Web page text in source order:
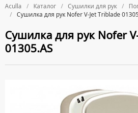
Aculla Каталог Сушилки для рук
Сушилка для рук Nofer V-Jet Triblade
Сушилка для рук Nofer
01305.AS
ДЕРЖАТЕЛИ
ДИСПЕНСЕРЫ
ДОЗАТОРЫ ДЛЯ МЫЛА
ПОЛОТЕНЦЕДЕРЖАТЕЛИ
Биде
НАПОЛЬНЫЕ БИДЕ
ПОДВЕСНЫЕ БИДЕ
КРЫШКИ ДЛЯ БИДЕ
Ванны
АКРИЛОВЫЕ ВАННЫ
СТАЛЬНЫЕ ВАННЫ
Ванны комплектующие
ПОДГОЛОВНИКИ
ВОДОНАГРЕВАТЕЛИ
ВОДОНАГРЕВАТЕЛИ КОСВЕННОГО
ДУШЕВЫЕ ДВЕРИ
ДОСТАВКА
ОПЛАТА